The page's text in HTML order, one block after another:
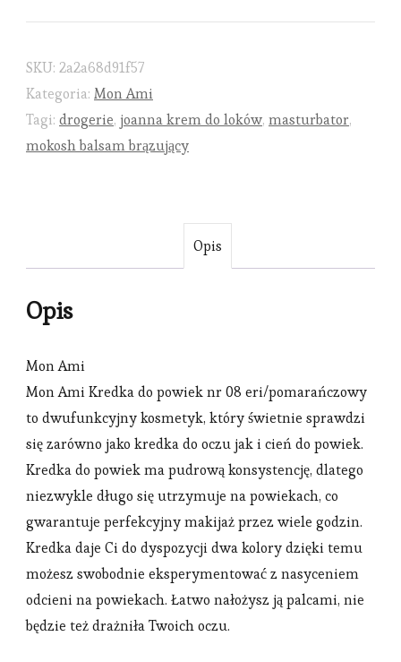
SKU: 2a2a68d91f57
Kategoria: Mon Ami
Tagi: drogerie, joanna krem do loków, masturbator,
mokosh balsam brązujący
Opis
Opis
Mon Ami
Mon Ami Kredka do powiek nr 08 eri/pomarańczowy
to dwufunkcyjny kosmetyk, który świetnie sprawdzi
się zarówno jako kredka do oczu jak i cień do powiek.
Kredka do powiek ma pudrową konsystencję, dlatego
niezwykle długo się utrzymuje na powiekach, co
gwarantuje perfekcyjny makijaż przez wiele godzin.
Kredka daje Ci do dyspozycji dwa kolory dzięki temu
możesz swobodnie eksperymentować z nasyceniem
odcieni na powiekach. Łatwo nałożysz ją palcami, nie
będzie też drażniła Twoich oczu.